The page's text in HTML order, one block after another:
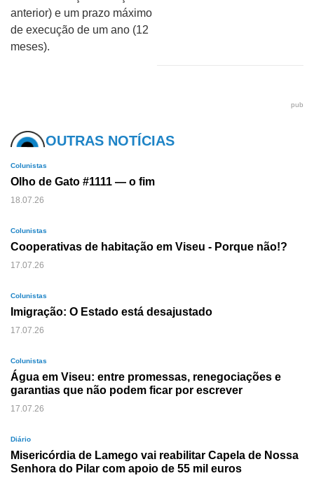
anterior) e um prazo máximo
de execução de um ano (12
meses).
pub
OUTRAS NOTÍCIAS
Colunistas
Olho de Gato #1111 — o fim
18.07.26
Colunistas
Cooperativas de habitação em Viseu - Porque não!?
17.07.26
Colunistas
Imigração: O Estado está desajustado
17.07.26
Colunistas
Água em Viseu: entre promessas, renegociações e
garantias que não podem ficar por escrever
17.07.26
Diário
Misericórdia de Lamego vai reabilitar Capela de Nossa
Senhora do Pilar com apoio de 55 mil euros